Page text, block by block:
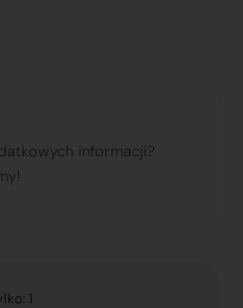
informacji?
1